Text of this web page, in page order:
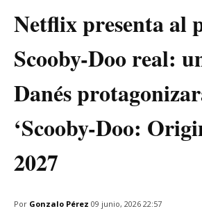
Netflix presenta al
Scooby-Doo real:
Danés
‘Scooby-Doo:
2027
Por Gonzalo Pérez 09 junio, 2026 22:57